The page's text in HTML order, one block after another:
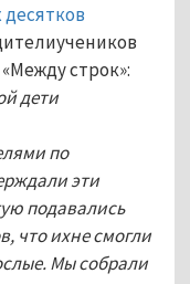
строк»:
дети
по
эти
подавались
что ихне смогли
Мы собрали